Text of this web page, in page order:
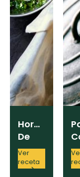
Horneado
De
Coliflor
Ver
receta